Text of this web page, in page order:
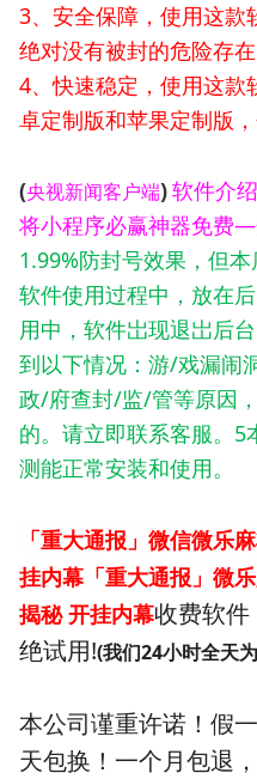
3、安全保障，使用这款
绝对没有被封的危险存在
4、快速稳定，使用这款
卓定制版和苹果定制版
(央视新闻客户端)软件介
将小程序必赢神器免费
1.99%防封号效果，但
软件使用过程中，放在
用中，软件岀现退岀后
到以下情况：游/戏漏闹
政/府查封/监/管等原因
的。请立即联系客服。5
测能正常安装和使用。
「重大通报」微信微乐
挂内幕「重大通报」微
揭秘 开挂内幕收费软件
绝试用!(我们24小时全天
本公司谨重许诺！假
天包换！一个月包退，